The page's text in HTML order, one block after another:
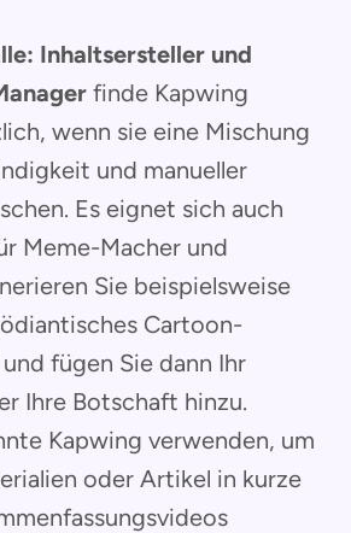
Inhaltsersteller und
finde Kapwing
wenn sie eine Mischung
und manueller
Es eignet sich auch
Meme-Macher und
Sie beispielsweise
Cartoon-
fügen Sie dann Ihr
Ihre Botschaft hinzu.
Kapwing verwenden, um
oder Artikel in kurze